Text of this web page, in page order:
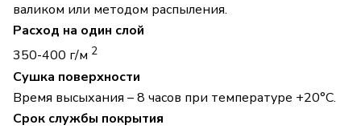
валиком или методом распыления.
Расход на один слой
350-400 г/м 2
Сушка поверхности
Время высыхания – 8 часов при температуре +20°С.
Срок службы покрытия